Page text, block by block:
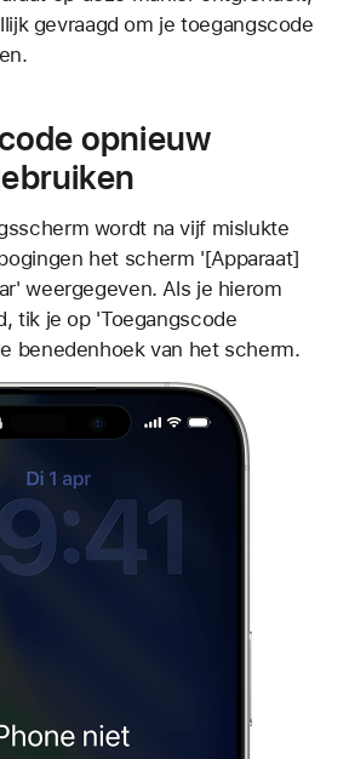
gevraagd om je toegangscode
opnieuw
wordt na vijf mislukte
het scherm '[Apparaat]
weergegeven. Als je hierom
tik je op 'Toegangscode
benedenhoek van het scherm.